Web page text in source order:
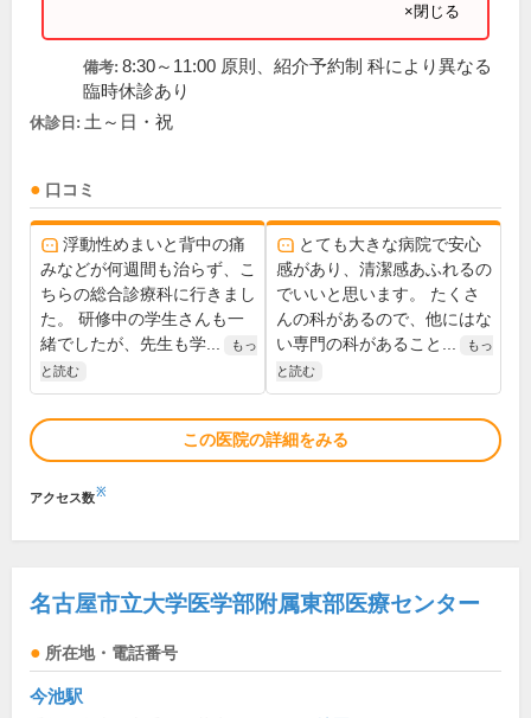
×閉じる
備考: 8:30～11:00 原則、紹介予約制 科により異なる
臨時休診あり
休診日: 土～日・祝
口コミ
浮動性めまいと背中の痛
みなどが何週間も治らず、こ
ちらの総合診療科に行きまし
た。 研修中の学生さんも一
緒でしたが、先生も学...
もっ
と読む
とても大きな病院で安心
感があり、清潔感あふれるの
でいいと思います。 たくさ
んの科があるので、他にはな
い専門の科があること...
もっ
と読む
この医院の詳細をみる
アクセス数※
名古屋市立大学医学部附属東部医療センター
所在地・電話番号
今池駅